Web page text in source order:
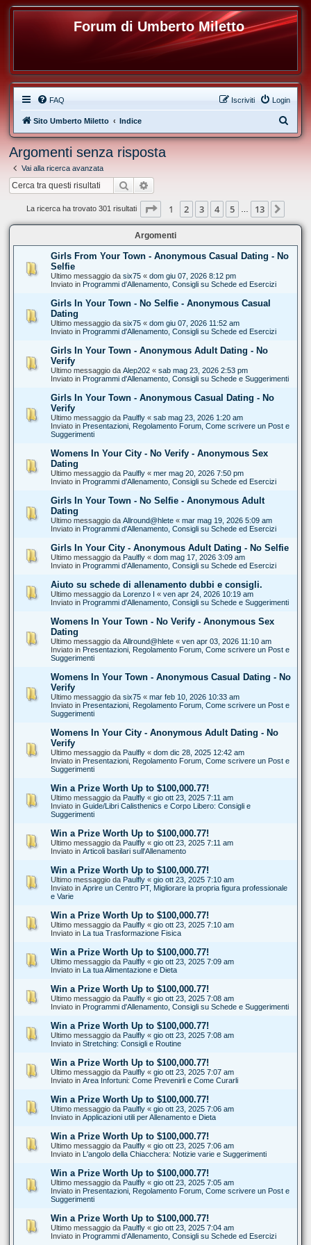
Forum di Umberto Miletto
FAQ Login
Iscriviti
Sito Umberto Miletto Indice
e
Argomenti senza risposta
Vai alla ricerca avanzata
Cerca
La ricerca ha trovato 301 risultati Pagina di 13
1 2 3 4 5 13
Argomenti
Girls From Your Town - Anonymous Casual Dating - No
Selfie
Ultimo messaggio da six75 « dom giu 07, 2026 8:12 pm
Inviato in Programmi d'Allenamento, Consigli su Schede ed Esercizi
Girls In Your Town - No Selfie - Anonymous Casual
Dating
Ultimo messaggio da six75 « dom giu 07, 2026 11:52 am
Inviato in Programmi d'Allenamento, Consigli su Schede ed Esercizi
Girls In Your Town - Anonymous Adult Dating - No
Verify
Ultimo messaggio da Alep202 « sab mag 23, 2026 2:53 pm
Inviato in Programmi d'Allenamento, Consigli su Schede e Suggerimenti
Girls In Your Town - Anonymous Casual Dating - No
Verify
Ultimo messaggio da Paulfly « sab mag 23, 2026 1:20 am
Inviato in Presentazioni, Regolamento Forum, Come scrivere un Post e
Suggerimenti
Womens In Your City - No Verify - Anonymous Sex
Dating
Ultimo messaggio da Paulfly « mer mag 20, 2026 7:50 pm
Inviato in Programmi d'Allenamento, Consigli su Schede ed Esercizi
Girls In Your Town - No Selfie - Anonymous Adult
Dating
Ultimo messaggio da Allround@hlete « mar mag 19, 2026 5:09 am
Inviato in Programmi d'Allenamento, Consigli su Schede ed Esercizi
Girls In Your City - Anonymous Adult Dating - No Selfie
Ultimo messaggio da Paulfly « dom mag 17, 2026 3:09 am
Inviato in Programmi d'Allenamento, Consigli su Schede ed Esercizi
Aiuto su schede di allenamento dubbi e consigli.
Ultimo messaggio da Lorenzo I « ven apr 24, 2026 10:19 am
Inviato in Programmi d'Allenamento, Consigli su Schede e Suggerimenti
Womens In Your Town - No Verify - Anonymous Sex
Dating
Ultimo messaggio da Allround@hlete « ven apr 03, 2026 11:10 am
Inviato in Presentazioni, Regolamento Forum, Come scrivere un Post e
Suggerimenti
Womens In Your Town - Anonymous Casual Dating - No
Verify
Ultimo messaggio da six75 « mar feb 10, 2026 10:33 am
Inviato in Presentazioni, Regolamento Forum, Come scrivere un Post e
Suggerimenti
Womens In Your City - Anonymous Adult Dating - No
Verify
Ultimo messaggio da Paulfly « dom dic 28, 2025 12:42 am
Inviato in Presentazioni, Regolamento Forum, Come scrivere un Post e
Suggerimenti
Win a Prize Worth Up to $100,000.77!
Ultimo messaggio da Paulfly « gio ott 23, 2025 7:11 am
Inviato in Guide/Libri Calisthenics e Corpo Libero: Consigli e
Suggerimenti
Win a Prize Worth Up to $100,000.77!
Ultimo messaggio da Paulfly « gio ott 23, 2025 7:11 am
Inviato in Articoli basilari sull'Allenamento
Win a Prize Worth Up to $100,000.77!
Ultimo messaggio da Paulfly « gio ott 23, 2025 7:10 am
Inviato in Aprire un Centro PT, Migliorare la propria figura professionale
e Varie
Win a Prize Worth Up to $100,000.77!
Ultimo messaggio da Paulfly « gio ott 23, 2025 7:10 am
Inviato in La tua Trasformazione Fisica
Win a Prize Worth Up to $100,000.77!
Ultimo messaggio da Paulfly « gio ott 23, 2025 7:09 am
Inviato in La tua Alimentazione e Dieta
Win a Prize Worth Up to $100,000.77!
Ultimo messaggio da Paulfly « gio ott 23, 2025 7:08 am
Inviato in Programmi d'Allenamento, Consigli su Schede e Suggerimenti
Win a Prize Worth Up to $100,000.77!
Ultimo messaggio da Paulfly « gio ott 23, 2025 7:08 am
Inviato in Stretching: Consigli e Routine
Win a Prize Worth Up to $100,000.77!
Ultimo messaggio da Paulfly « gio ott 23, 2025 7:07 am
Inviato in Area Infortuni: Come Prevenirli e Come Curarli
Win a Prize Worth Up to $100,000.77!
Ultimo messaggio da Paulfly « gio ott 23, 2025 7:06 am
Inviato in Applicazioni utili per Allenamento e Dieta
Win a Prize Worth Up to $100,000.77!
Ultimo messaggio da Paulfly « gio ott 23, 2025 7:06 am
Inviato in L'angolo della Chiacchera: Notizie varie e Suggerimenti
Win a Prize Worth Up to $100,000.77!
Ultimo messaggio da Paulfly « gio ott 23, 2025 7:05 am
Inviato in Presentazioni, Regolamento Forum, Come scrivere un Post e
Suggerimenti
Win a Prize Worth Up to $100,000.77!
Ultimo messaggio da Paulfly « gio ott 23, 2025 7:04 am
Inviato in Programmi d'Allenamento, Consigli su Schede ed Esercizi